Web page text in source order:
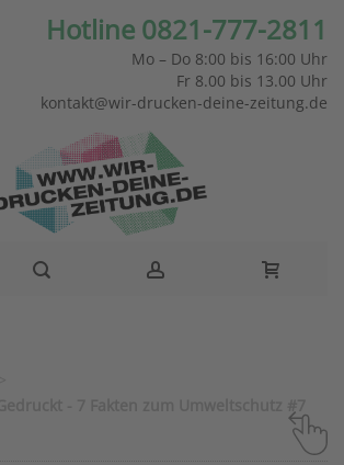
Hotline 0821-777-2811
Mo – Do 8:00 bis 16:00 Uhr
Fr 8.00 bis 13.00 Uhr
kontakt@wir-drucken-deine-zeitung.de